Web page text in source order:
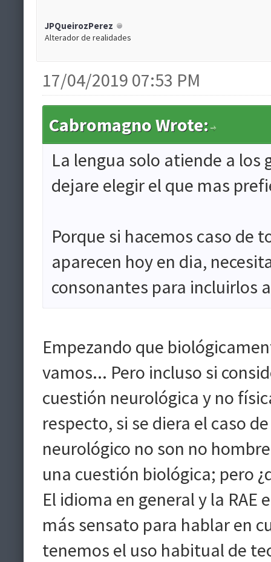
JPQueirozPerez
Alterador de realidades
17/04/2019 07:53 PM
Cabromagno Wrote:
La lengua solo atiende a los
dejare elegir el que mas
Porque si hacemos caso de
aparecen hoy en dia,
consonantes para incluirlos
Empezando que
vamos... Pero incluso si
cuestión neurológica y no
respecto, si se diera el caso
neurológico no son no
una cuestión biológica; pero
El idioma en general y la
más sensato para hablar en
tenemos el uso habitual de